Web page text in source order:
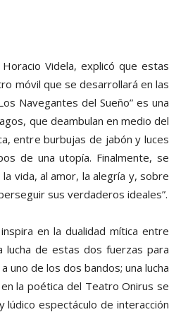
Videla, explicó que estas
móvil que se desarrollará en las
Navegantes del Sueño” es una
que deambulan en medio del
entre burbujas de jabón y luces
de una utopía. Finalmente, se
vida, al amor, la alegría y, sobre
sus verdaderos ideales”.
en la dualidad mítica entre
lucha de estas dos fuerzas para
uno de los dos bandos; una lucha
la poética del Teatro Onirus se
espectáculo de interacción